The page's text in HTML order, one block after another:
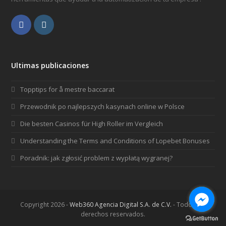
FacebookInstagram
Ultimas publicaciones
Topptips for å mestre baccarat
Przewodnik po najlepszych kasynach online w Polsce
Die besten Casinos für High Roller im Vergleich
Understanding the Terms and Conditions of Lopebet Bonuses
Poradnik: jak zgłosić problem z wypłatą wygranej?
Copyright 2026 -Web360 Agencia Digital S.A. de C.V. - Todos los
derechos reservados.